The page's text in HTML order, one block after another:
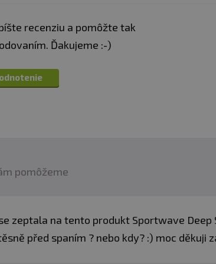
stev skutočnosti vôbec nespali?
výkonnostného režimu do režimu
bylín a chelátu horčíka podporuje
vašich vlastných spánkových hormónov
recenziu a pomôžte tak
Ďakujeme :-)
pomôžeme
zeptala na tento produkt Sportwave Deep
před spaním ? nebo kdy? :) moc děkuji